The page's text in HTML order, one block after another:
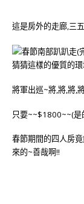
這是房外的走廊,三
猜猜這樣的優質的
將軍出巡~將,將,將,
只要~~$1800~~(是
春節期間的四人房
來的~善哉啊!!